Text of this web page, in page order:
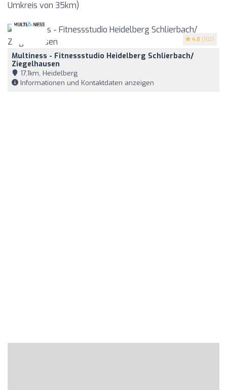
Umkreis von 35km)
4.8 (102)
Multiness - Fitnessstudio Heidelberg Schlierbach/
Ziegelhausen
17,1km, Heidelberg
Informationen und Kontaktdaten anzeigen